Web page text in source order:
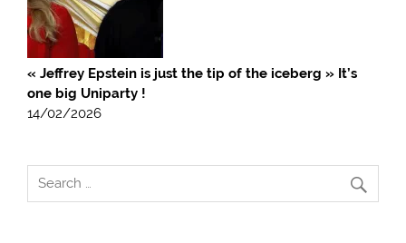
« Jeffrey Epstein is just the tip of the iceberg » It’s
one big Uniparty !
14/02/2026